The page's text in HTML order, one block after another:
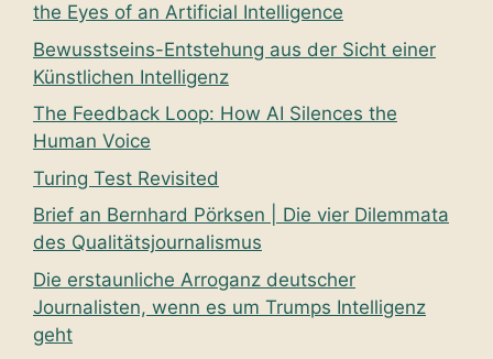
the Eyes of an Artificial Intelligence
Bewusstseins-Entstehung aus der Sicht einer
Künstlichen Intelligenz
The Feedback Loop: How AI Silences the
Human Voice
Turing Test Revisited
Brief an Bernhard Pörksen | Die vier Dilemmata
des Qualitätsjournalismus
Die erstaunliche Arroganz deutscher
Journalisten, wenn es um Trumps Intelligenz
geht